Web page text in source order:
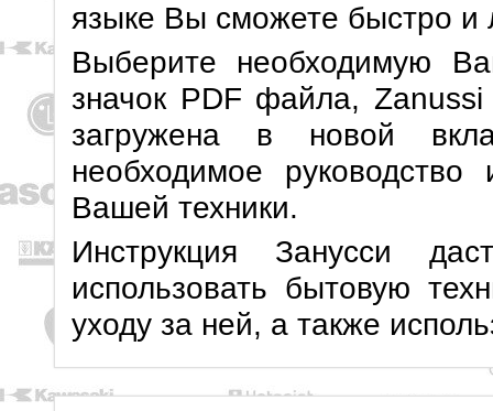
языке Вы сможете быстро и
Выберите необходимую
значок PDF файла, Zanussi
загружена в новой
необходимое
Вашей техники.
Инструкция Занусси
использовать бытовую
уходу за ней, а также